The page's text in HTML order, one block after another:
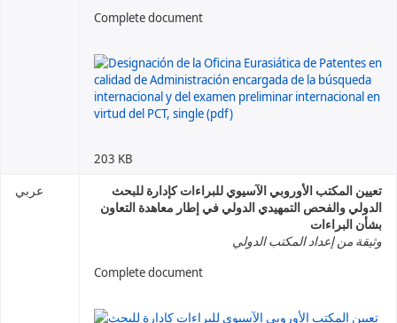
Complete document
203 KB
عربي
تعيين المكتب الأوروبي الآسيوي للبراءات كإدارة للبحث
الدولي والفحص التمهيدي الدولي في إطار معاهدة التعاون
بشأن البراءات
وثيقة من إعداد المكتب الدولي
Complete document